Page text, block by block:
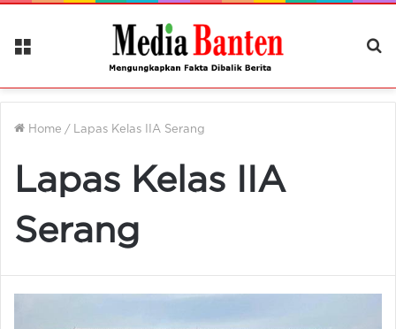
Menu
Home / Lapas Kelas IIA Serang
Lapas Kelas IIA
Serang